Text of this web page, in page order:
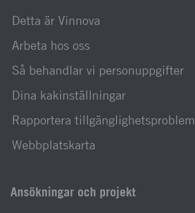
Detta är Vinnova
Arbeta hos oss
Så behandlar vi personuppgifter
Dina kakinställningar
Rapportera tillgänglighetsproblem
Webbplatskarta
Ansökningar och projekt